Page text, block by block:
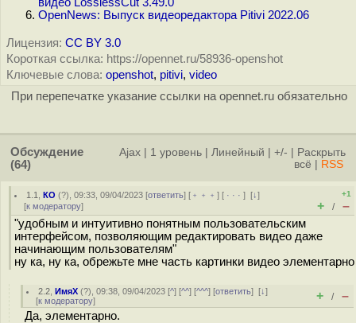
OpenNews: Выпуск видеоредактора Pitivi 2022.06
Лицензия: CC BY 3.0
Короткая ссылка: https://opennet.ru/58936-openshot
Ключевые слова: openshot, pitivi, video
При перепечатке указание ссылки на opennet.ru обязательно
Обсуждение
(64)
Ajax 1 уровень Линейный +/-
Раскрыть
всё
RSS
1.1 ,КО (?), 09:33, 09/04/2023 [ответить] [ ﹢﹢﹢] [ · · ·][↓]
[к модератору]
+1
+ / –
"удобным и интуитивно понятным пользовательским
интерфейсом, позволяющим редактировать видео даже
начинающим пользователям"
ну ка, ну ка, обрежьте мне часть картинки видео элементарно
2.2 ,ИмяХ (?), 09:38, 09/04/2023 [^] [^^] [^^^] [ответить][↓]
[к модератору] + / –
Да, элементарно.